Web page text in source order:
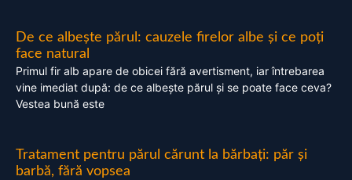
De ce albește părul: cauzele firelor albe și ce poți
face natural
Primul fir alb apare de obicei fără avertisment, iar întrebarea
vine imediat după: de ce albește părul și se poate face ceva?
Vestea bună este
Tratament pentru părul cărunt la bărbați: păr și
barbă, fără vopsea